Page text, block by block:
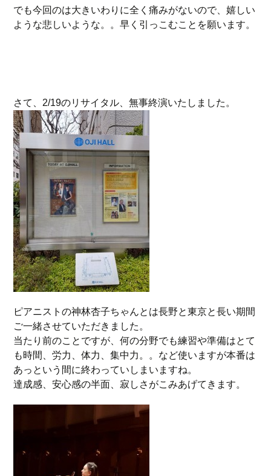
でも今回のは大きいわりに全く痛みがないので、嬉しい
ような悲しいような。。早く引っこむことを願います。
さて、2/19のリサイタル、無事終演いたしました。
ピアニストの神林杏子ちゃんとは長野と東京と長い期間
ご一緒させていただきました。
当たり前のことですが、何の分野でも練習や準備はとて
も時間、労力、体力、集中力。。など使いますが本番は
あっという間に終わっていしまいますね。
達成感、安心感の半面、寂しさがこみあげてきます。